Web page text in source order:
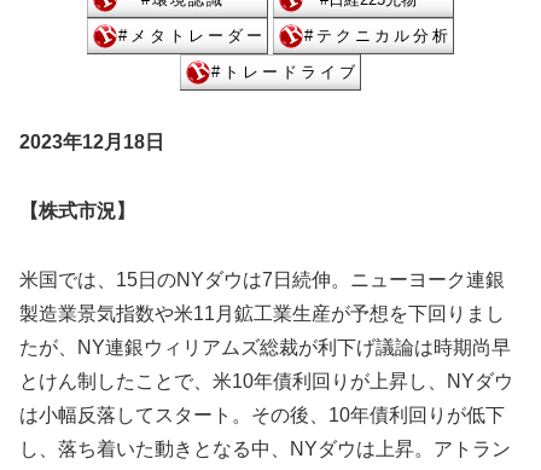
2023年12月18日
【株式市況】
米国では、15日のNYダウは7日続伸。ニューヨーク連銀
製造業景気指数や米11月鉱工業生産が予想を下回りまし
たが、NY連銀ウィリアムズ総裁が利下げ議論は時期尚早
とけん制したことで、米10年債利回りが上昇し、NYダウ
は小幅反落してスタート。その後、10年債利回りが低下
し、落ち着いた動きとなる中、NYダウは上昇。アトラン